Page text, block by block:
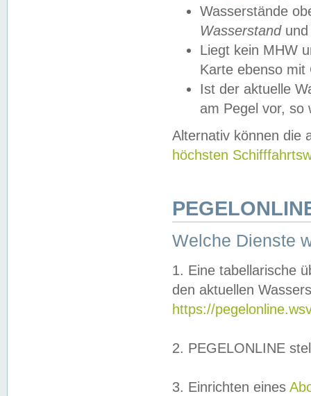
Wasserstände
Wasserstandund
Liegt kein MHW
Karte ebenso mit
Ist der aktuelle
am Pegel vor,
Alternativ können die
höchsten
Welche Dienste
1. Eine tabellarische
den aktuellen
https://
2. PEGELONLINE
3. Einrichten eines